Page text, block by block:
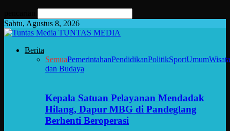
Sabtu, Agustus 8, 2026
TUNTAS MEDIA
Berita
SemuaPemerintahanPendidikanPolitikSportUmumWisata
dan Budaya
Kepala Satuan Pelayanan Mendadak
Hilang, Dapur MBG di Pandeglang
Berhenti Beroperasi